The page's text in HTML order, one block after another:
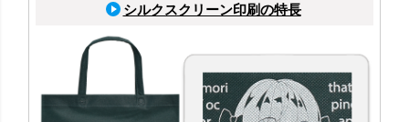
シルクスクリーン印刷の特長